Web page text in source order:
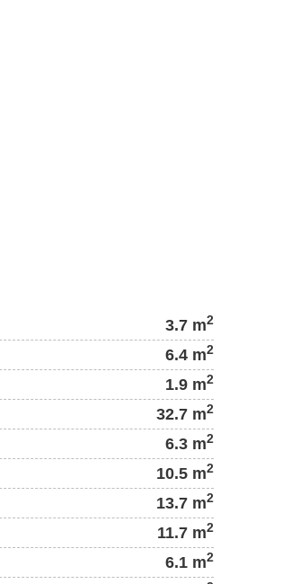
3.7 m2
6.4 m2
1.9 m2
32.7 m2
6.3 m2
10.5 m2
13.7 m2
11.7 m2
6.1 m2